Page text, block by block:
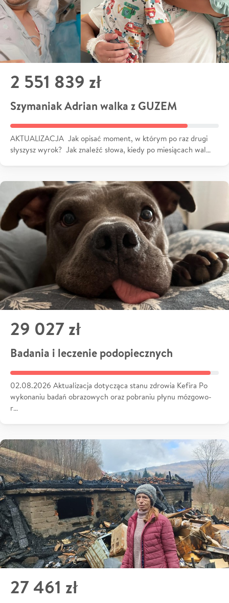
2 551 839 zł
Szymaniak Adrian walka z GUZEM
AKTUALIZACJA Jak opisać moment, w którym po raz drugi
słyszysz wyrok? Jak znaleźć słowa, kiedy po miesiącach wal…
29 027 zł
Badania i leczenie podopiecznych
02.08.2026 Aktualizacja dotycząca stanu zdrowia Kefira Po
wykonaniu badań obrazowych oraz pobraniu płynu mózgowo-
r…
27 461 zł